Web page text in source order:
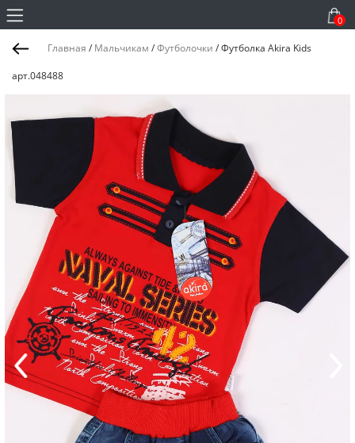
0
Главная / Мальчикам /Футболочки /Футболка Akira Kids
арт.048488